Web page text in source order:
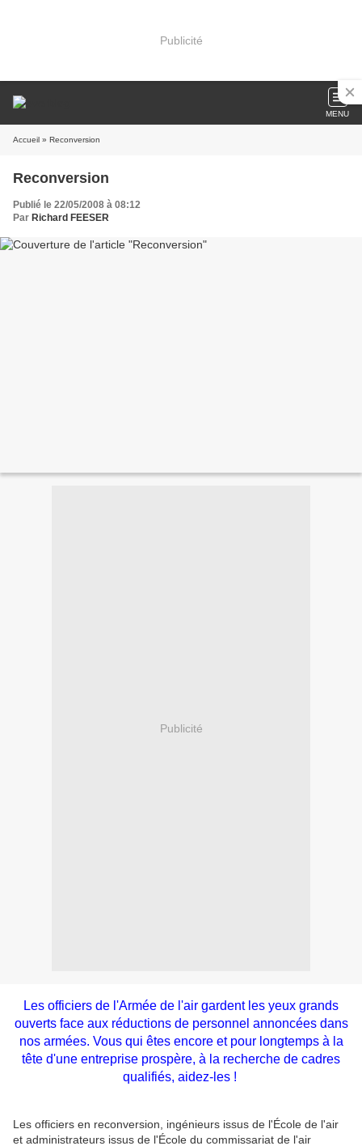
Publicité
MENU
Accueil » Reconversion
Reconversion
Publié le 22/05/2008 à 08:12
Par Richard FEESER
Publicité
Les officiers de l'Armée de l'air gardent les yeux grands
ouverts face aux réductions de personnel annoncées dans
nos armées. Vous qui êtes encore et pour longtemps à la
tête d'une entreprise prospère, à la recherche de cadres
qualifiés, aidez-les !
Les officiers en reconversion, ingénieurs issus de l'École de l'air
et administrateurs issus de l'École du commissariat de l'air